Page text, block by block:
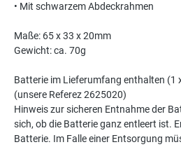
• Mit schwarzem Abdeckrahmen
Maße: 65 x 33 x 20mm
Gewicht: ca. 70g
Batterie im Lieferumfang enthalten (1
(unsere Referez 2625020)
Hinweis zur sicheren Entnahme der
sich, ob die Batterie ganz entleert ist.
Batterie. Im Falle einer Entsorgung